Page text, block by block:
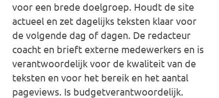
voor een brede doelgroep. Houdt de site
actueel en zet dagelijks teksten klaar voor
de volgende dag of dagen. De redacteur
coacht en brieft externe medewerkers en is
verantwoordelijk voor de kwaliteit van de
teksten en voor het bereik en het aantal
pageviews. Is budgetverantwoordelijk.